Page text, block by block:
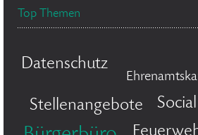
Top Themen
Datenschutz
Stellenangebote